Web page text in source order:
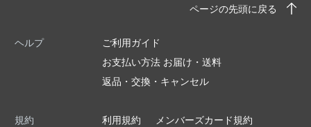
ページの先頭に戻る
ヘルプ
ご利用ガイド
お支払い方法 お届け・送料
返品・交換・キャンセル
規約 利用規約
メンバーズカード規約